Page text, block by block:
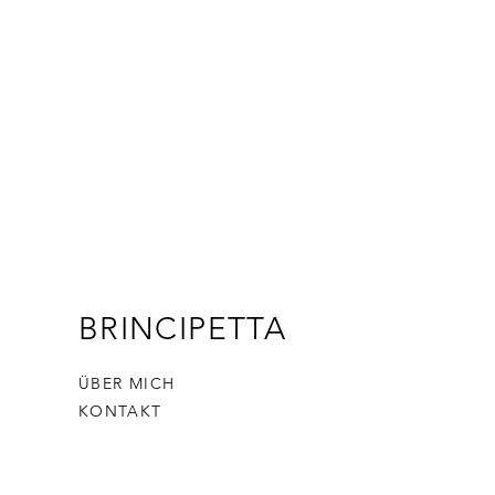
BRINCIPETTA
ÜBER MICH
KONTAKT